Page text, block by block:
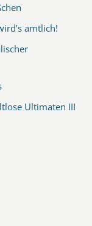
amtlich!
Ultimaten III